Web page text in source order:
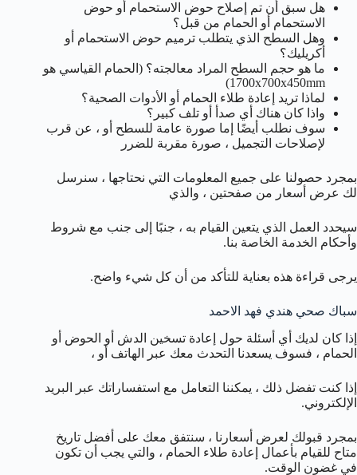
هل سبق أن تم إصلاح حوض الاستحمام أو حوض
الاستحمام أو الحمام من قبل؟
وهل السطح الذي يتطلب ترميم حوض الاستحمام أو
أكريليك؟
ما هو حجم السطح المراد معالجته؟ (الحمام القياسي هو
1700x700x450mm)
لماذا تريد إعادة طلاء الحمام أو الأدوات الصحية؟
واذا كان هناك أي صدأ أو تلف كبير؟
سوف نطلب أيضًا إما صورة عامة للسطح أو ، عن قرب
لإصلاحات التجميل ، صورة مقربة للضرر
بمجرد حصولنا على جميع المعلومات التي نحتاجها ، سنرسل
لك عرض أسعار من صفحتين ، والذي
سيحدد العمل الذي يتعين القيام به ، جنبًا إلى جنب مع شروط
وأحكام الخدمة الخاصة بنا.
يرجى قراءة هذه بعناية للتأكد من أن كل شيء واضح.
سباك صحي هندي فهد الاحمد
إذا كان لديك أي أسئلة حول إعادة تسخين الدش أو الحوض أو
الحمام ، فسوف يسعدنا التحدث معك عبر الهاتف أو ،
إذا كنت تفضل ذلك ، يمكننا التعامل مع استفساراتك عبر البريد
الإلكتروني.
بمجرد قبولك لعرض أسعارنا ، سنتفق معك على أفضل تاريخ
متاح للقيام بأعمال إعادة طلاء الحمام ، والتي يجب أن تكون
في غضون الوقت.